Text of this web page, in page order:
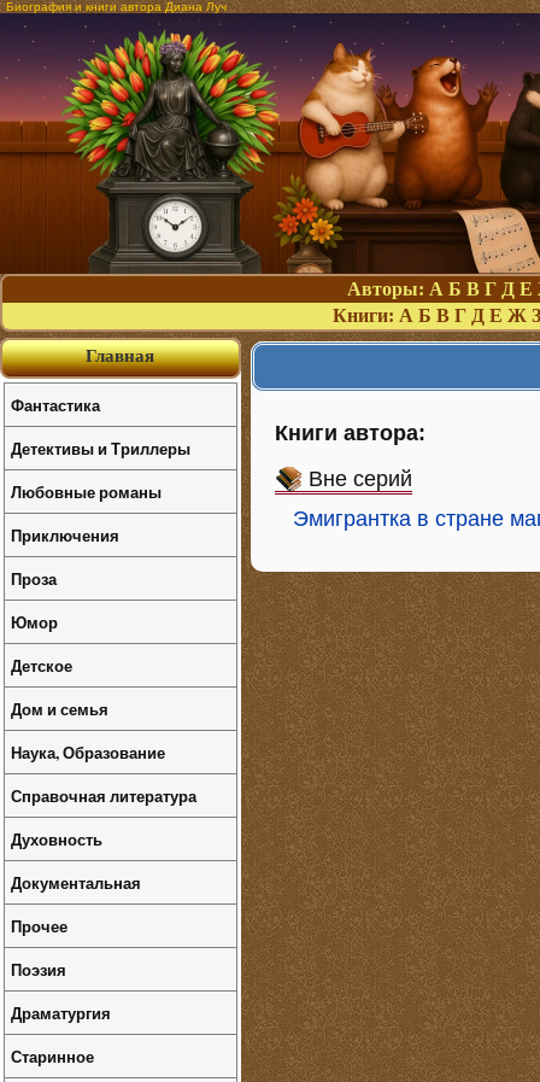
Биография и книги автора Диана Луч
Авторы: А Б В Г Д Е
Книги: А Б В Г Д Е Ж З
Книги автора:
Вне серий
Эмигрантка в стране
Главная
Фантастика
Детективы и Триллеры
Любовные романы
Приключения
Проза
Юмор
Детское
Дом и семья
Наука, Образование
Справочная литература
Духовность
Документальная
Прочее
Поэзия
Драматургия
Старинное